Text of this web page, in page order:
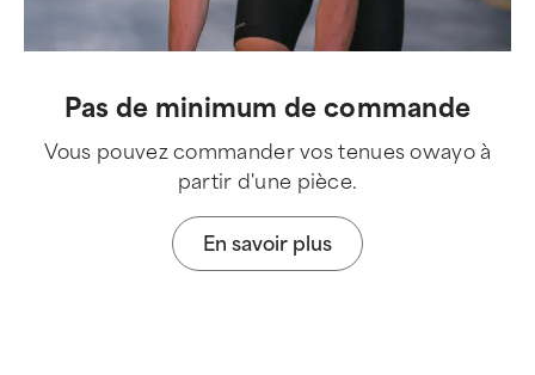
Pas de minimum de commande
Vous pouvez commander vos tenues owayo à
partir d'une pièce.
En savoir plus